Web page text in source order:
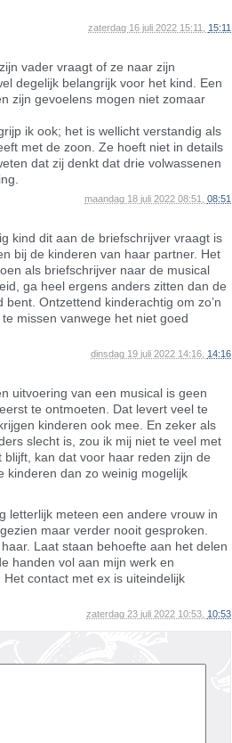
zaterdag 16 juli 2022 15:11, 15:11
vader vraagt of ze naar zijn
degelijk belangrijk voor het kind. Een
zijn gevoelens mogen niet zomaar
ik ook; het is wellicht verstandig als
met de zoon. Ze hoeft niet in details
dat zij denkt dat drie volwassenen
maandag 18 juli 2022 08:51, 08:51
kind dit aan de briefschrijver vraagt is
bij de kinderen van haar partner. Het
als briefschrijver naar de musical
ga heel ergens anders zitten dan de
Ontzettend kinderachtig om zo’n
missen vanwege het niet goed
dinsdag 19 juli 2022 14:16, 14:16
uitvoering van een musical is geen
te ontmoeten. Dat levert veel te
kinderen ook mee. En zeker als
slecht is, zou ik mij niet te veel met
kan dat voor haar reden zijn de
kinderen dan zo weinig mogelijk
letterlijk meteen een andere vrouw in
maar verder nooit gesproken.
Laat staan behoefte aan het delen
handen vol aan mijn werk en
contact met ex is uiteindelijk
zaterdag 23 juli 2022 10:53, 10:53